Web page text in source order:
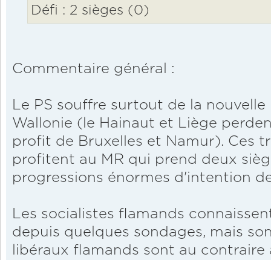
Défi : 2 sièges (0)
Commentaire général :
Le PS souffre surtout de la
Wallonie (le Hainaut et Liège
profit de Bruxelles et Namur). Ces
profitent au MR qui prend deux
progressions énormes d'intention
Les socialistes flamands
depuis quelques sondages, mais
libéraux flamands sont au